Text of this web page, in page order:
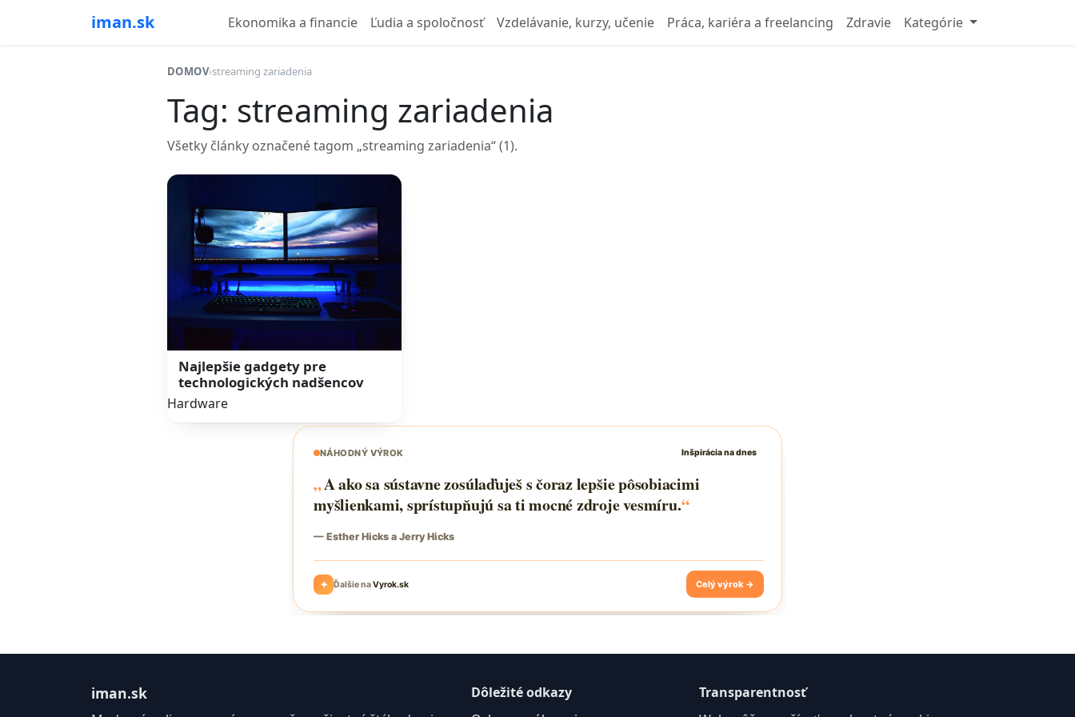
iman.sk Ekonomika a financie Ľudia a spoločnosť Vzdelávanie, kurzy, učenie Práca, kariéra a freelancing Zdravie Kategórie
DOMOV›streaming zariadenia
Tag: streaming zariadenia
Všetky články označené tagom „streaming zariadenia“ (1).
Najlepšie gadgety pre
technologických nadšencov
Hardware
iman.sk
Dôležité odkazy
Transparentnosť